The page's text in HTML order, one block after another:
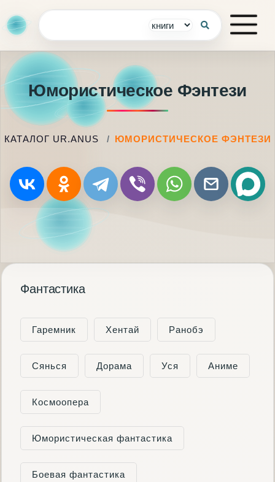
Юмористическое Фэнтези
КАТАЛОГ UR.ANUS ЮМОРИСТИЧЕСКОЕ ФЭНТЕЗИ
Фантастика
Гаремник Хентай Ранобэ
Сянься Дорама Уся Аниме
Космоопера
Юмористическая фантастика
Боевая фантастика